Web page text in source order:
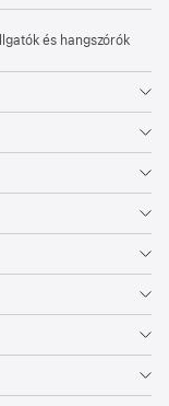
és hangszórók